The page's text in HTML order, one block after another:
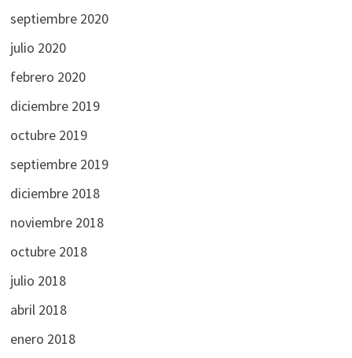
septiembre 2020
julio 2020
febrero 2020
diciembre 2019
octubre 2019
septiembre 2019
diciembre 2018
noviembre 2018
octubre 2018
julio 2018
abril 2018
enero 2018